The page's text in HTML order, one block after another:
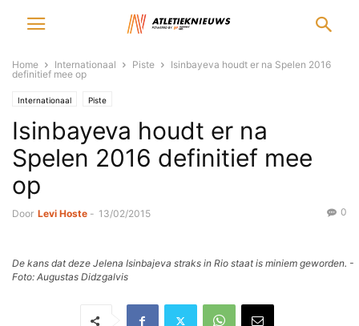
Home Internationaal Piste
Isinbayeva houdt er na Spelen 2016
definitief mee op
Internationaal Piste
Isinbayeva houdt er na
Spelen 2016 definitief mee
op
Door Levi Hoste - 13/02/2015 0
De kans dat deze Jelena Isinbajeva straks in Rio staat is miniem geworden. -
Foto: Augustas Didzgalvis